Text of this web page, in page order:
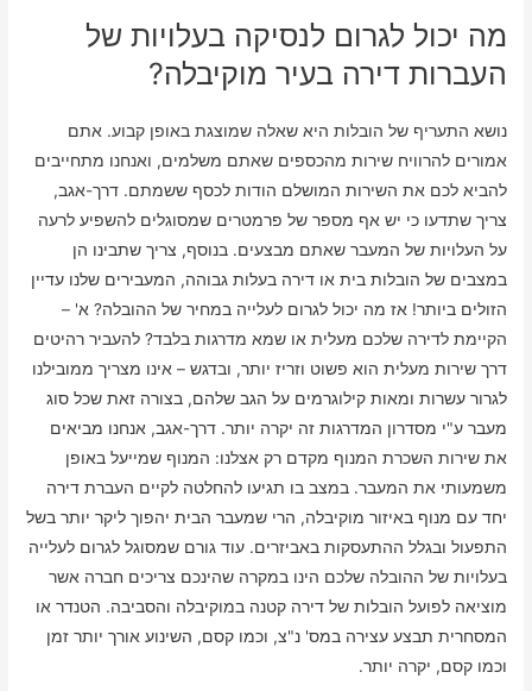
מה יכול לגרום לנסיקה בעלויות של
העברות דירה בעיר מוקיבלה?
נושא התעריף של הובלות היא שאלה שמוצגת באופן קבוע. אתם
אמורים להרוויח שירות מהכספים שאתם משלמים, ואנחנו מתחייבים
להביא לכם את השירות המושלם הודות לכסף ששמתם. דרך-אגב,
צריך שתדעו כי יש אף מספר של פרמטרים שמסוגלים להשפיע לרעה
על העלויות של המעבר שאתם מבצעים. בנוסף, צריך שתבינו הן
במצבים של הובלות בית או דירה בעלות גבוהה, המעבירים שלנו עדיין
הזולים ביותר! אז מה יכול לגרום לעלייה במחיר של ההובלה? א' –
הקיימת לדירה שלכם מעלית או שמא מדרגות בלבד? להעביר רהיטים
דרך שירות מעלית הוא פשוט וזריז יותר, ובדגש – אינו מצריך ממובילנו
לגרור עשרות ומאות קילוגרמים על הגב שלהם, בצורה זאת שכל סוג
מעבר ע"י מסדרון המדרגות זה יקרה יותר. דרך-אגב, אנחנו מביאים
את שירות השכרת המנוף מקדם רק אצלנו: המנוף שמייעל באופן
משמעותי את המעבר. במצב בו תגיעו להחלטה לקיים העברת דירה
יחד עם מנוף באיזור מוקיבלה, הרי שמעבר הבית יהפוך ליקר יותר בשל
התפעול ובגלל ההתעסקות באביזרים. עוד גורם שמסוגל לגרום לעלייה
בעלויות של ההובלה שלכם הינו במקרה שהינכם צריכים חברה אשר
מוציאה לפועל הובלות של דירה קטנה במוקיבלה והסביבה. הטנדר או
המסחרית תבצע עצירה במס' נ"צ, וכמו קסם, השינוע אורך יותר זמן
וכמו קסם, יקרה יותר.